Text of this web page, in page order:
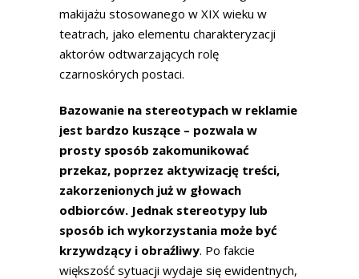
makijażu stosowanego w XIX wieku w
teatrach, jako elementu charakteryzacji
aktorów odtwarzających rolę
czarnoskórych postaci.
Bazowanie na stereotypach w reklamie
jest bardzo kuszące – pozwala w
prosty sposób zakomunikować
przekaz, poprzez aktywizację treści,
zakorzenionych już w głowach
odbiorców. Jednak stereotypy lub
sposób ich wykorzystania może być
krzywdzący i obraźliwy. Po fakcie
większość sytuacji wydaje się ewidentnych,